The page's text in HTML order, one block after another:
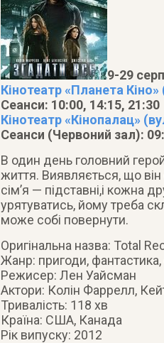
9-29
Кінотеатр «Планета
Сеанси: 10:00, 14:15, 21:30
Кінотеатр «Кінопалац»
Сеанси (Червоний зал):
В один день головний
життя. Виявляється, що він
сім’я — підставні,і кожна
урятуватись, йому треба
може собі повернути.
Оригінальна назва: Total
Жанр: пригоди,
Режисер: Лен Уайсман
Актори: Колін Фаррелл,
Тривалість: 118 хв
Країна: США, Канада
Рік випуску: 2012